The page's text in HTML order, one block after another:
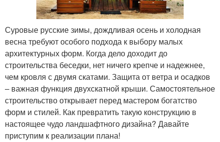
Суровые русские зимы, дождливая осень и холодная
весна требуют особого подхода к выбору малых
архитектурных форм. Когда дело доходит до
строительства беседки, нет ничего крепче и надежнее,
чем кровля с двумя скатами. Защита от ветра и осадков
– важная функция двухскатной крыши. Самостоятельное
строительство открывает перед мастером богатство
форм и стилей. Как превратить такую конструкцию в
настоящее чудо ландшафтного дизайна? Давайте
приступим к реализации плана!